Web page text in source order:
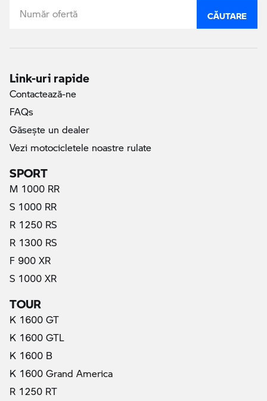
CĂUTARE
Link-uri rapide
Contactează-ne
FAQs
Găseşte un dealer
Vezi motocicletele noastre rulate
SPORT
M 1000 RR
S 1000 RR
R 1250 RS
R 1300 RS
F 900 XR
S 1000 XR
TOUR
K 1600 GT
K 1600 GTL
K 1600 B
K 1600 Grand America
R 1250 RT